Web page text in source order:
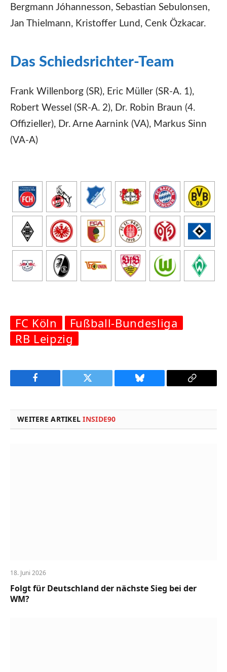
Bergmann Jóhannesson, Sebastian Sebulonsen,
Jan Thielmann, Kristoffer Lund, Cenk Özkacar.
Das Schiedsrichter-Team
Frank Willenborg (SR), Eric Müller (SR-A. 1),
Robert Wessel (SR-A. 2), Dr. Robin Braun (4.
Offizieller), Dr. Arne Aarnink (VA), Markus Sinn
(VA-A)
FC Köln
Fußball-Bundesliga
RB Leipzig
Facebook Twitter Bluesky
Copy
WEITERE ARTIKELINSIDE90
18. Juni 2026
Folgt für Deutschland der nächste Sieg bei der
WM?